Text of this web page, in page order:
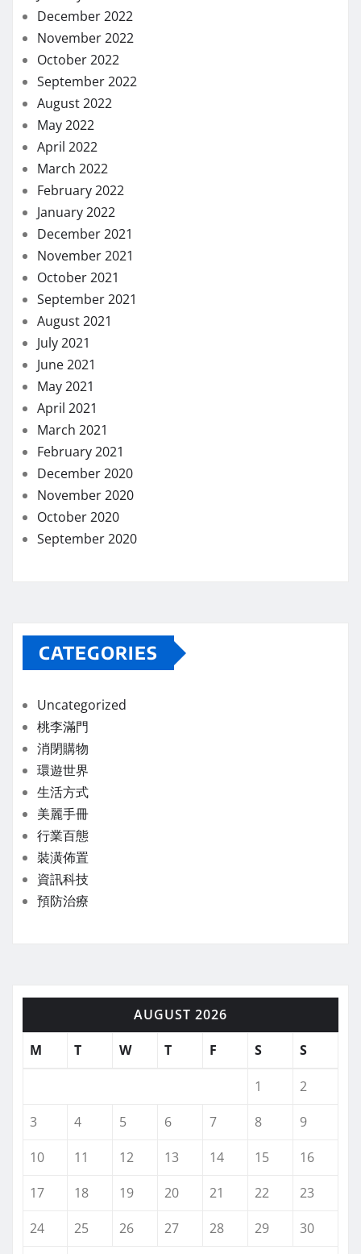
December 2022
November 2022
October 2022
September 2022
August 2022
May 2022
April 2022
March 2022
February 2022
January 2022
December 2021
November 2021
October 2021
September 2021
August 2021
July 2021
June 2021
May 2021
April 2021
March 2021
February 2021
December 2020
November 2020
October 2020
September 2020
CATEGORIES
Uncategorized
桃李滿門
消閉購物
環遊世界
生活方式
美麗手冊
行業百態
裝潢佈置
資訊科技
預防治療
AUGUST 2026
M
T W T F S S
1
2
3
4 5 6 7 8
9
10
11 12 13 14 15
16
17
18 19 20 21 22
23
24
25 26 27 28 29
30